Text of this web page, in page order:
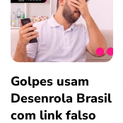
Golpes usam
Desenrola Brasil
com link falso